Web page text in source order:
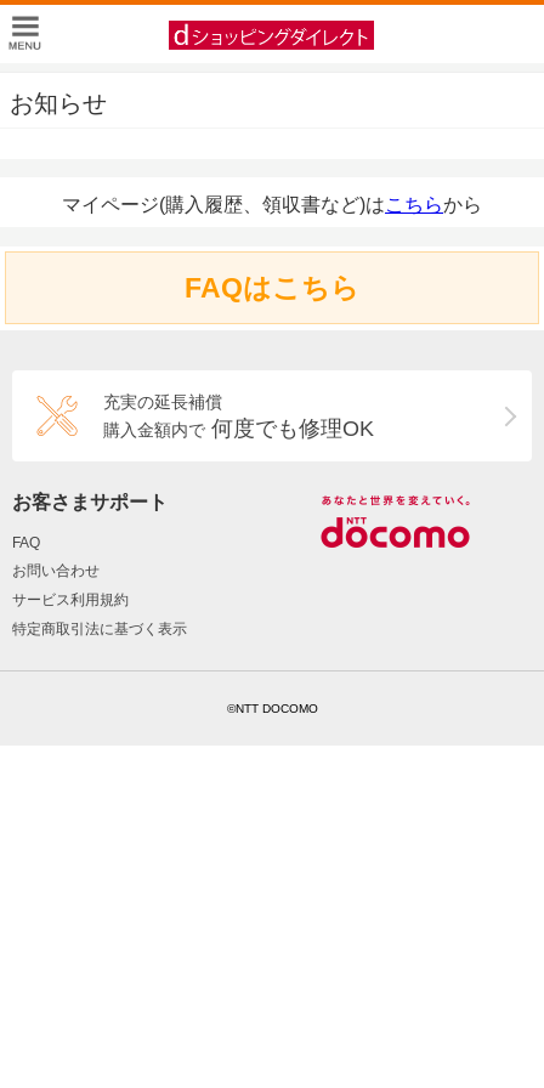
お知らせ
マイページ(購入履歴、領収書など)はこちらから
FAQはこちら
充実の延長補償
購入金額内で 何度でも修理OK
お客さまサポート
FAQ
お問い合わせ
サービス利用規約
特定商取引法に基づく表示
©NTT DOCOMO